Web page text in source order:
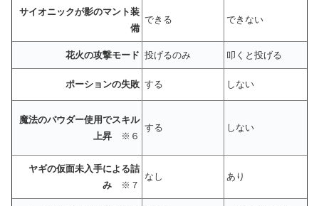
サイオニックが影のマント装
備
できる できない
花火の攻撃モード 投げるのみ 叩くと投げる
ポーションの失敗 する しない
魔法のパウダー使用でスキル
上昇
※６
する しない
ヤギの仮面未入手による詰
み
※７
なし あり